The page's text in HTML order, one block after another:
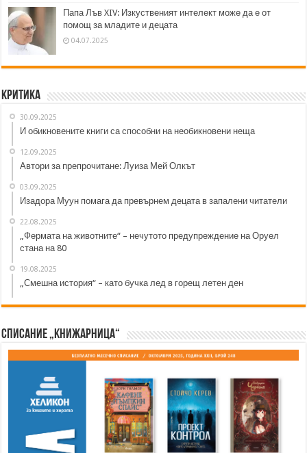
Папа Лъв XIV: Изкуственият интелект може да е от
помощ за младите и децата
04.07.2025
Критика
30.09.2025
И обикновените книги са способни на необикновени неща
12.09.2025
Автори за препрочитане: Луиза Мей Олкът
03.09.2025
Изадора Муун помага да превърнем децата в запалени читатели
22.08.2025
„Фермата на животните“ – нечутото предупреждение на Оруел
стана на 80
19.08.2025
„Смешна история“ – като бучка лед в горещ летен ден
Списание „Книжарница“